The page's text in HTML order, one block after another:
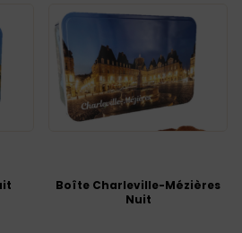
Boîte Charleville-Mézières
Nuit